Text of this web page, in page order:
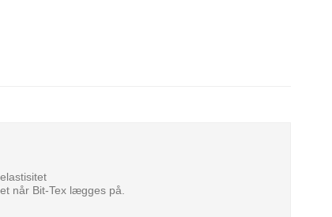
når Bit-Tex lægges på.